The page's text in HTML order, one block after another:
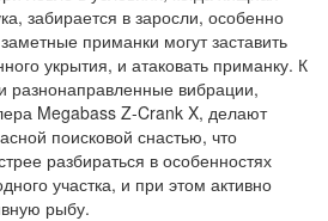
забирается в заросли, особенно
приманки могут заставить
укрытия, и атаковать приманку. К
разнонаправленные вибрации,
Megabass Z-Crank X, делают
поисковой снастью, что
разбираться в особенностях
участка, и при этом активно
рыбу.